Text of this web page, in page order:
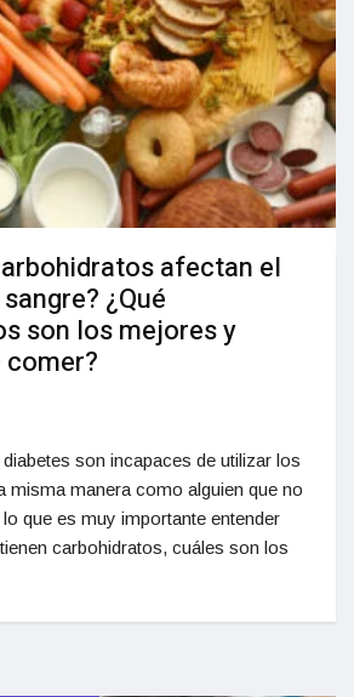
afectan el
¿Qué
son los mejores y
son incapaces de utilizar los
misma manera como alguien que no
que es muy importante entender
carbohidratos, cuáles son los